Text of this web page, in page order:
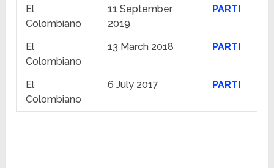
El
Colombiano
11 September
2019
PARTI
El
Colombiano
13 March 2018 PARTI
El
Colombiano
6 July 2017 PARTI